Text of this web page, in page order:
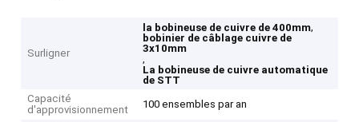
Surligner
la bobineuse de cuivre de 400mm,
bobinier de câblage cuivre de
3x10mm
,
La bobineuse de cuivre automatique
de STT
Capacité
d'approvisionnement
100 ensembles par an